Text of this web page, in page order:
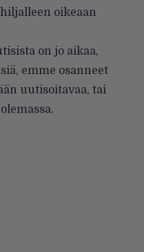
oikeaan
on jo aikaa,
emme osanneet
uutisoitavaa, tai